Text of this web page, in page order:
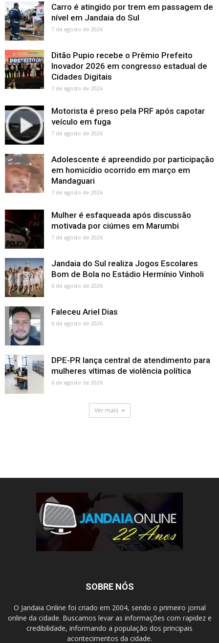
Carro é atingido por trem em passagem de
nível em Jandaia do Sul
7 de agosto de 2026
Ditão Pupio recebe o Prêmio Prefeito
Inovador 2026 em congresso estadual de
Cidades Digitais
7 de agosto de 2026
Motorista é preso pela PRF após capotar
veículo em fuga
7 de agosto de 2026
Adolescente é apreendido por participação
em homicídio ocorrido em março em
Mandaguari
7 de agosto de 2026
Mulher é esfaqueada após discussão
motivada por ciúmes em Marumbi
7 de agosto de 2026
Jandaia do Sul realiza Jogos Escolares
Bom de Bola no Estádio Hermínio Vinholi
6 de agosto de 2026
Faleceu Ariel Dias
6 de agosto de 2026
DPE-PR lança central de atendimento para
mulheres vítimas de violência política
6 de agosto de 2026
Ver mais
SOBRE NÓS
O Jandaia Online foi criado em 2004, sendo o primeiro jornal
online da cidade. Buscamos levar as informações com rapidez e
credibilidade, informando a população dos principais
acontecimentos da cidade.